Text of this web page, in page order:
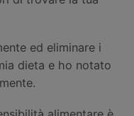
ed eliminare i
dieta e ho notato